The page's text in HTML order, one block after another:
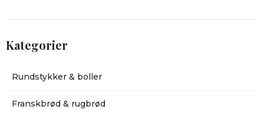
Kategorier
Rundstykker & boller
Franskbrød & rugbrød